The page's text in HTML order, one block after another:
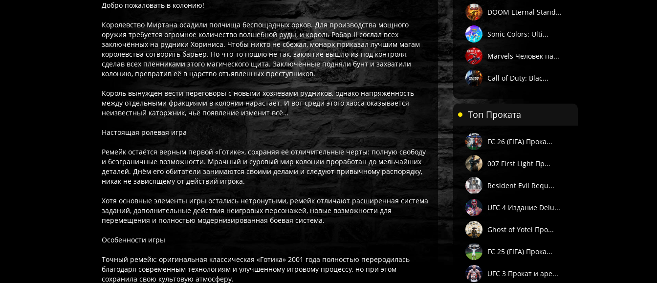
Добро пожаловать в колонию!
Королевство Миртана осадили полчища беспощадных орков. Для производства мощного
оружия требуется огромное количество волшебной руды, и король Робар II сослал всех
заключённых на рудники Хориниса. Чтобы никто не сбежал, монарх приказал лучшим магам
королевства сотворить барьер. Но что-то пошло не так, заклятие вышло из-под контроля,
сделав всех пленниками этого магического щита. Заключённые подняли бунт и захватили
колонию, превратив её в царство отъявленных преступников.
Король вынужден вести переговоры с новыми хозяевами рудников, однако напряжённость
между отдельными фракциями в колонии нарастает. И вот среди этого хаоса оказывается
неизвестный каторжник, чьё появление изменит всё…
Настоящая ролевая игра
Ремейк остаётся верным первой «Готике», сохраняя её отличительные черты: полную свободу
и безграничные возможности. Мрачный и суровый мир колонии проработан до мельчайших
деталей. Днём его обитатели занимаются своими делами и следуют привычному распорядку,
никак не зависящему от действий игрока.
Хотя основные элементы игры остались нетронутыми, ремейк отличают расширенная система
заданий, дополнительные действия неигровых персонажей, новые возможности для
перемещения и полностью модернизированная боевая система.
Особенности игры
Точный ремейк: оригинальная классическая «Готика» 2001 года полностью переродилась
благодаря современным технологиям и улучшенному игровому процессу, но при этом
сохранила свою культовую атмосферу.
DOOM Eternal Stand...
Sonic Colors: Ulti...
Marvels Человек па...
Call of Duty: Blac...
Топ Проката
FC 26 (FIFA) Прока...
007 First Light Пр...
Resident Evil Requ...
UFC 4 Издание Delu...
Ghost of Yotei Про...
FC 25 (FIFA) Прока...
UFC 3 Прокат и аре...